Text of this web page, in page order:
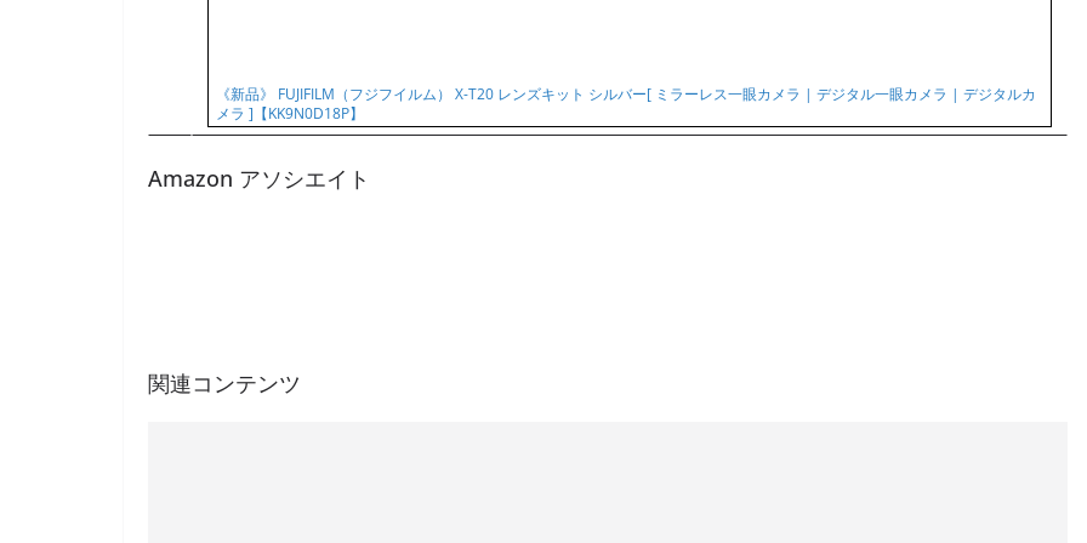
《新品》 FUJIFILM（フジフイルム） X-T20 レンズキット シルバー[ ミラーレス一眼カメラ | デジタル一眼カメラ | デジタルカ
メラ ]【KK9N0D18P】
Amazon アソシエイト
関連コンテンツ